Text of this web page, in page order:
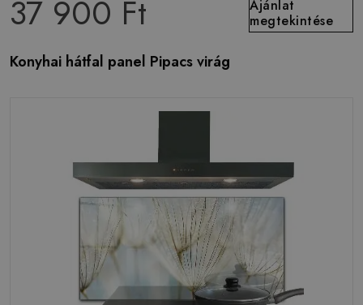
37 900 Ft
Ajánlat
megtekintése
Konyhai hátfal panel Pipacs virág